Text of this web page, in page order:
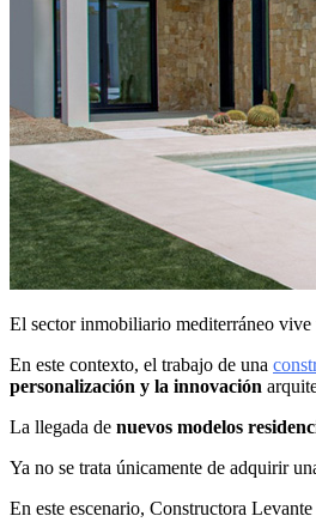
El sector inmobiliario mediterráneo vive
En este contexto, el trabajo de una
personalización y la innovación
La llegada de nuevos modelos
Ya no se trata únicamente de adquirir
En este escenario, Constructora